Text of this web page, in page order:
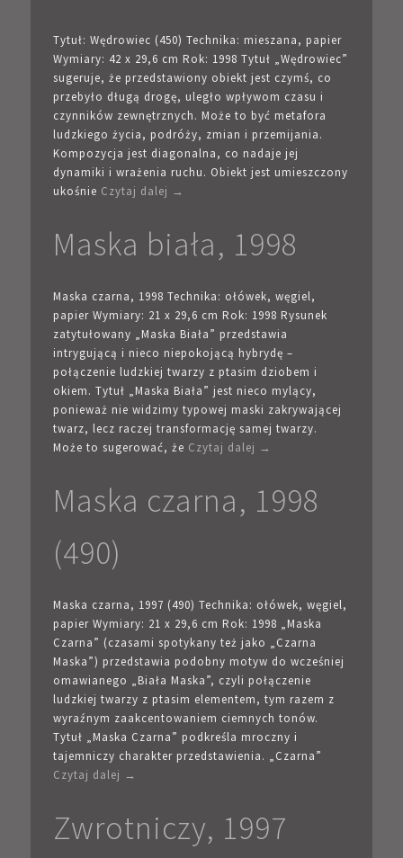
Tytuł: Wędrowiec (450) Technika: mieszana, papier
Wymiary: 42 x 29,6 cm Rok: 1998 Tytuł „Wędrowiec”
sugeruje, że przedstawiony obiekt jest czymś, co
przebyło długą drogę, uległo wpływom czasu i
czynników zewnętrznych. Może to być metafora
ludzkiego życia, podróży, zmian i przemijania.
Kompozycja jest diagonalna, co nadaje jej
dynamiki i wrażenia ruchu. Obiekt jest umieszczony
ukośnie Czytaj dalej →
Maska biała, 1998
Maska czarna, 1998 Technika: ołówek, węgiel,
papier Wymiary: 21 x 29,6 cm Rok: 1998 Rysunek
zatytułowany „Maska Biała” przedstawia
intrygującą i nieco niepokojącą hybrydę –
połączenie ludzkiej twarzy z ptasim dziobem i
okiem. Tytuł „Maska Biała” jest nieco mylący,
ponieważ nie widzimy typowej maski zakrywającej
twarz, lecz raczej transformację samej twarzy.
Może to sugerować, że Czytaj dalej →
Maska czarna, 1998
(490)
Maska czarna, 1997 (490) Technika: ołówek, węgiel,
papier Wymiary: 21 x 29,6 cm Rok: 1998 „Maska
Czarna” (czasami spotykany też jako „Czarna
Maska”) przedstawia podobny motyw do wcześniej
omawianego „Biała Maska”, czyli połączenie
ludzkiej twarzy z ptasim elementem, tym razem z
wyraźnym zaakcentowaniem ciemnych tonów.
Tytuł „Maska Czarna” podkreśla mroczny i
tajemniczy charakter przedstawienia. „Czarna”
Czytaj dalej →
Zwrotniczy, 1997